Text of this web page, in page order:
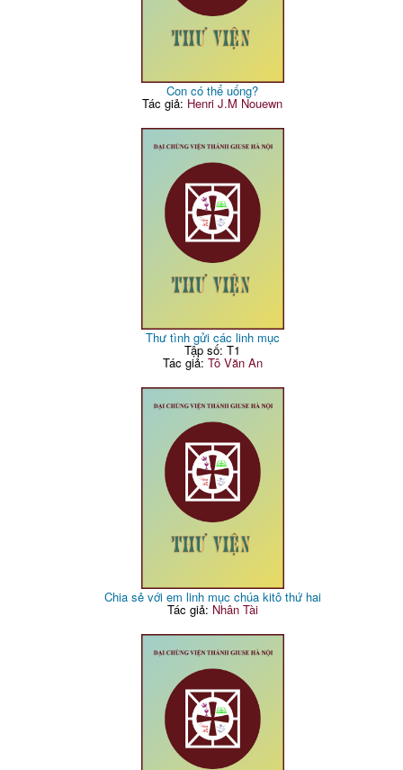
Con có thể uống?
Tác giả: Henri J.M Nouewn
Thư tình gửi các linh mục
Tập số: T1
Tác giả: Tô Văn An
Chia sẻ với em linh mục chúa kitô thứ hai
Tác giả: Nhân Tài